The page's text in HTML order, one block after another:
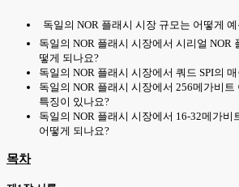
독일의 NOR 플래시 시장 규모는 어떻게
독일의 NOR 플래시 시장에서 시리얼 NOR
떻게 되나요?
독일의 NOR 플래시 시장에서 쿼드 SPI의
독일의 NOR 플래시 시장에서 256메가비
특징이 있나요?
독일의 NOR 플래시 시장에서 16-32메가비
어떻게 되나요?
목차